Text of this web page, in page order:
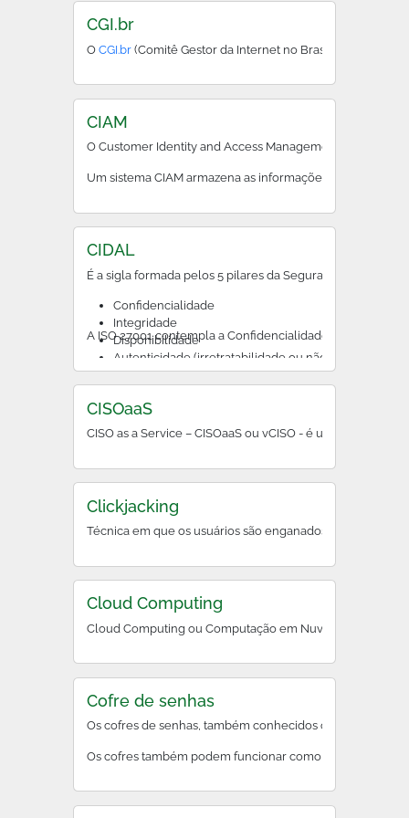
CGI.br
OCGI.br (Comitê Gestor da Internet no Brasil) define
CIAM
O Customer Identity and Access Management (CIAM),
Um sistema CIAM armazena as informações de
CIDAL
É a sigla formada pelos 5 pilares da Segurança da
Confidencialidade
Integridade
Disponibilidade
Autenticidade (irretratabilidade ou não repudio)
Legalidade
A ISO 27001 contempla a Confidencialidade, a
CISOaaS
CISO as a Service –
Clickjacking
Técnica em que os usuários são enganados a clicar em
Cloud Computing
Cloud Computing ou Computação em Nuvem é a
Cofre de senhas
Os cofres de senhas, também conhecidos como
Os cofres também podem funcionar como um plugin ou